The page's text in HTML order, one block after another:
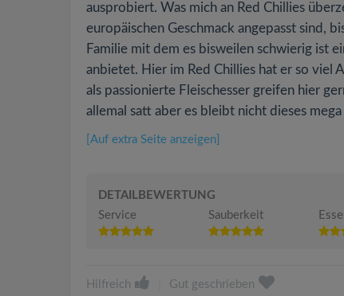
ausprobiert. Was mich an Red Chillies
europäischen Geschmack angepasst sind,
Familie mit dem es bisweilen schwierig ist
anbietet. Hier im Red Chillies hat er so viel
als passionierte Fleischesser greifen hier
allemal satt aber es bleibt nicht dieses
[Auf extra Seite anzeigen]
DETAILBEWERTUNG
Service
Sauberkeit
Hilfreich Gut geschrieben